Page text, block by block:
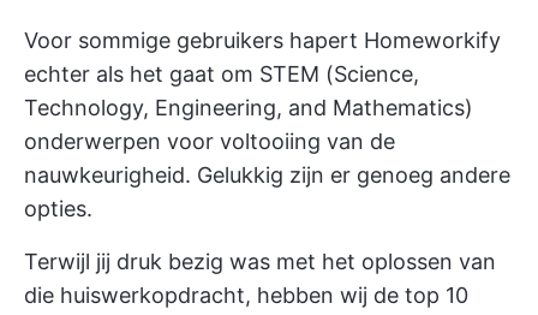
Voor sommige gebruikers hapert Homeworkify
echter als het gaat om STEM (Science,
Technology, Engineering, and Mathematics)
onderwerpen voor voltooiing van de
nauwkeurigheid. Gelukkig zijn er genoeg andere
opties.
Terwijl jij druk bezig was met het oplossen van
die huiswerkopdracht, hebben wij de top 10